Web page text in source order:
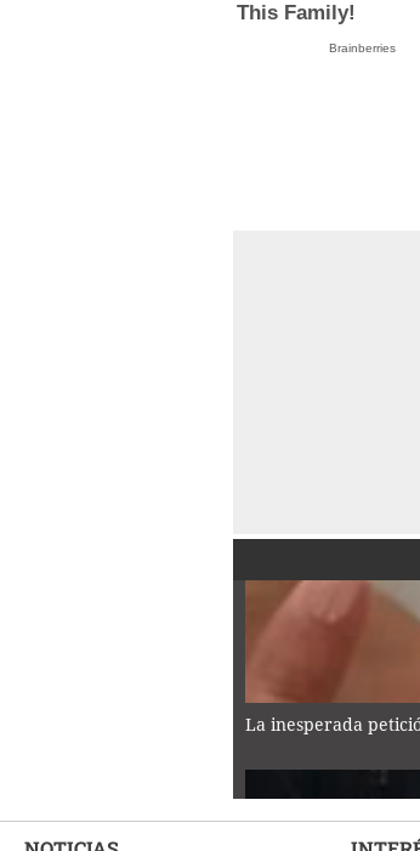
This Family!
Brainberries
La inesperada